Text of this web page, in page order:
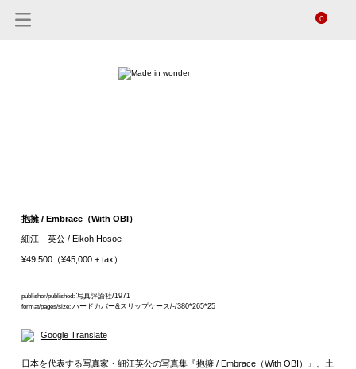
0
抱擁 / Embrace（With OBI）
細江 英公 / Eikoh Hosoe
¥49,500（¥45,000 + tax）
publisher/published: 写真評論社/1971
format/pages/size: ハードカバー&スリップケース/-/380*265*25
Google Translate
日本を代表する写真家・細江英公の写真集『抱擁 / Embrace（With OBI）』。土